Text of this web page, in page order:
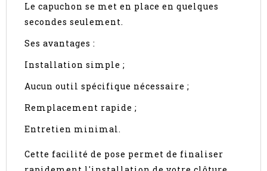
Le capuchon se met en place en quelques
secondes seulement.
Ses avantages :
Installation simple ;
Aucun outil spécifique nécessaire ;
Remplacement rapide ;
Entretien minimal.
Cette facilité de pose permet de finaliser